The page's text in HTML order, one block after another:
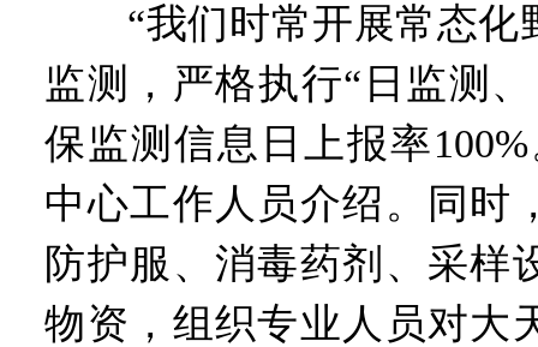
“我们时常开展常态化
监测，严格执行“日监测
保监测信息日上报率
中心工作人员介绍。同时
防护服、消毒药剂、采样
物资，组织专业人员对大